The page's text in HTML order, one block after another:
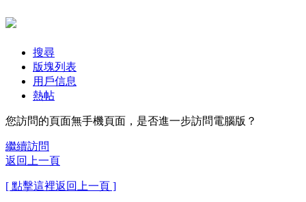
搜尋
版塊列表
用戶信息
熱帖
您訪問的頁面無手機頁面，是否進一步訪問電腦版？
繼續訪問
返回上一頁
[ 點擊這裡返回上一頁 ]